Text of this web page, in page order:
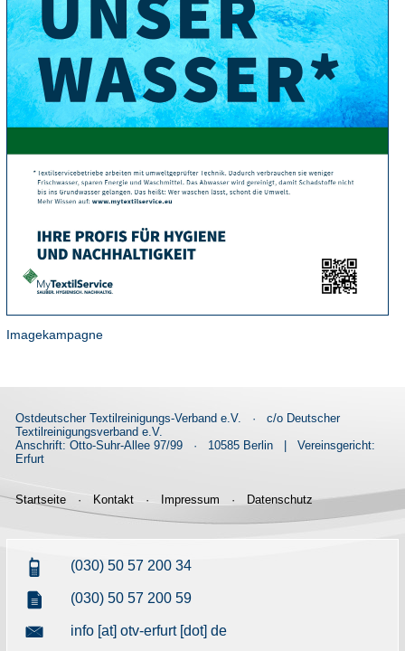
Imagekampagne
Ostdeutscher Textilreinigungs-Verband e.V. ·
c/o Deutscher
Textilreinigungsverband e.V.
Anschrift: Otto-Suhr-Allee 97/99
· 10585 Berlin |
Vereinsgericht:
Erfurt
Startseite · Kontakt · Impressum · Datenschutz
(030) 50 57 200 34
(030) 50 57 200 59
info [at] otv-erfurt [dot] de